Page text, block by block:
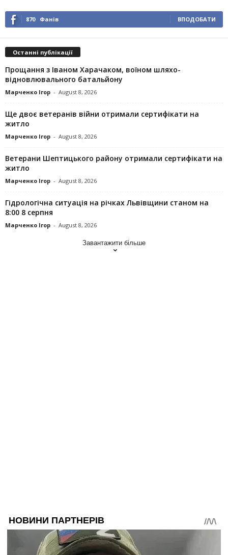
870 Фанів ВПОДОБАТИ
Останні публікації
Прощання з Іваном Харачаком, воїном шляхо-
відновлювального батальйону
Марченко Ігор - August 8, 2026
Ще двоє ветеранів війни отримали сертифікати на
житло
Марченко Ігор - August 8, 2026
Ветерани Шептицького району отримали сертифікати на
житло
Марченко Ігор - August 8, 2026
Гідрологічна ситуація на річках Львівщини станом на
8:00 8 серпня
Марченко Ігор - August 8, 2026
Завантажити більше